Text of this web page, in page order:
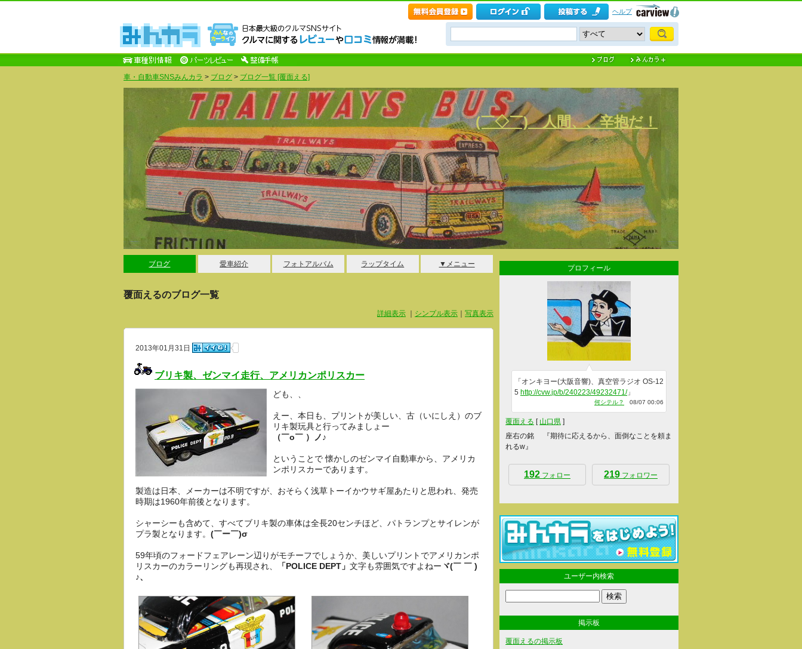
ヘルプ
車・自動車SNSみんカラ > ブログ > ブログ一覧 [覆面える]
(￣◇￣) 人間、、辛抱だ！
ブログ 愛車紹介 フォトアルバム ラップタイム ▼メニュー
覆面えるのブログ一覧
詳細表示 シンプル表示 写真表示
2013年01月31日
ブリキ製、ゼンマイ走行、アメリカンポリスカー
ども、、
えー、本日も、プリントが美しい、古（いにしえ）のブ
リキ製玩具と行ってみましょー
（￣o￣ ）ノ♪
ということで 懐かしのゼンマイ自動車から、アメリカ
ンポリスカーであります。
製造は日本、メーカーは不明ですが、おそらく浅草トーイかウサギ屋あたりと思われ、発売
時期は1960年前後となります。
シャーシーも含めて、すべてブリキ製の車体は全長20センチほど、パトランプとサイレンが
プラ製となります。 (￣ー￣)σ
59年頃のフォードフェアレーン辺りがモチーフでしょうか、美しいプリントでアメリカンポ
リスカーのカラーリングも再現され、
「POLICE DEPT」 文字も雰囲気ですよねー ヾ(￣ ￣ )
♪、
プロフィール
「オンキヨー(大阪音響)、真空管ラジオ OS-12
5 http://cvw.jp/b/240223/49232471/」
何シテル？ 08/07 00:06
覆面える [ 山口県 ]
座右の銘 『期待に応えるから、面倒なことを頼ま
れるw』
192 フォロー 219 フォロワー
ユーザー内検索
掲示板
覆面えるの掲示板